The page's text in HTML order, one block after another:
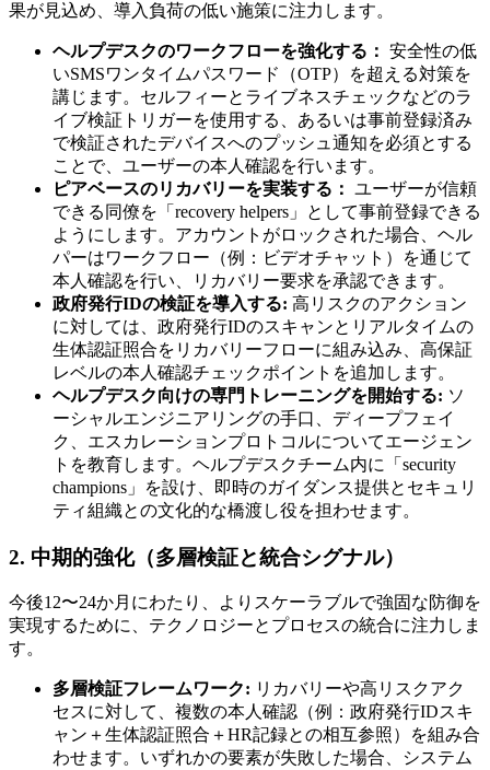
果が見込め、導入負荷の低い施策に注力します。
ヘルプデスクのワークフローを強化する： 安全性の低
いSMSワンタイムパスワード（OTP）を超える対策を
講じます。セルフィーとライブネスチェックなどのラ
イブ検証トリガーを使用する、あるいは事前登録済み
で検証されたデバイスへのプッシュ通知を必須とする
ことで、ユーザーの本人確認を行います。
ピアベースのリカバリーを実装する： ユーザーが信頼
できる同僚を「recovery helpers」として事前登録できる
ようにします。アカウントがロックされた場合、ヘル
パーはワークフロー（例：ビデオチャット）を通じて
本人確認を行い、リカバリー要求を承認できます。
政府発行IDの検証を導入する: 高リスクのアクション
に対しては、政府発行IDのスキャンとリアルタイムの
生体認証照合をリカバリーフローに組み込み、高保証
レベルの本人確認チェックポイントを追加します。
ヘルプデスク向けの専門トレーニングを開始する: ソ
ーシャルエンジニアリングの手口、ディープフェイ
ク、エスカレーションプロトコルについてエージェン
トを教育します。ヘルプデスクチーム内に「security
champions」を設け、即時のガイダンス提供とセキュリ
ティ組織との文化的な橋渡し役を担わせます。
2. 中期的強化（多層検証と統合シグナル）
今後12〜24か月にわたり、よりスケーラブルで強固な防御を
実現するために、テクノロジーとプロセスの統合に注力しま
す。
多層検証フレームワーク: リカバリーや高リスクアク
セスに対して、複数の本人確認（例：政府発行IDスキ
ャン＋生体認証照合＋HR記録との相互参照）を組み合
わせます。いずれかの要素が失敗した場合、システム